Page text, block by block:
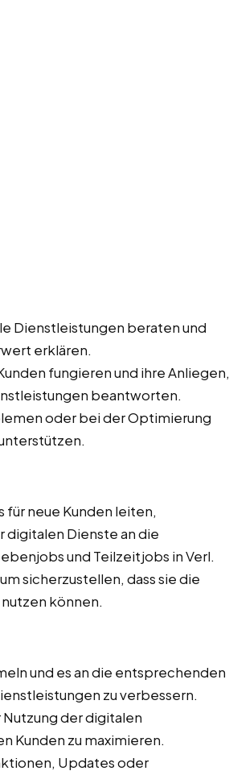
Dienstleistungen beraten und
erklären.
fungieren und ihre Anliegen,
beantworten.
oder bei der Optimierung
neue Kunden leiten,
digitalen Dienste an die
und Teilzeitjobs in Verl.
sicherzustellen, dass sie die
können.
und es an die entsprechenden
zu verbessern.
der digitalen
Kunden zu maximieren.
Updates oder